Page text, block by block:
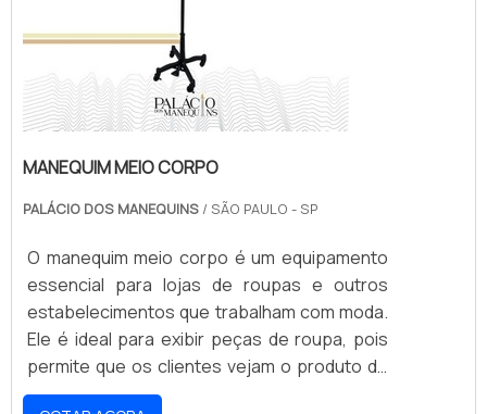
MANEQUIM MEIO CORPO
PALÁCIO DOS MANEQUINS / SÃO PAULO - SP
O manequim meio corpo é um equipamento
essencial para lojas de roupas e outros
estabelecimentos que trabalham com moda.
Ele é ideal para exibir peças de roupa, pois
permite que os clientes vejam o produto de
forma realista. Além disso, o manequim meio